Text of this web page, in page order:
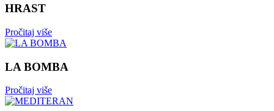
HRAST
Pročitaj više
LA BOMBA
Pročitaj više